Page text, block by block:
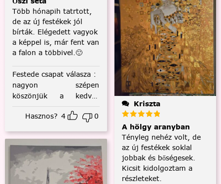
Több hónapih tatrtott,
de az új festékek jól
bírták. Elégedett vagyok
a képpel is, már fent van
a falon a többivel.🙂
Festede csapat válasza :
nagyon szépen
köszönjük a kedves
visszajelzést! :)
Hasznos? 4 0
Kriszta
A hölgy aranyban
Tényleg nehéz volt, de
az új festékek soklal
jobbak és bőségesek.
Kicsit kidolgoztam a
részleteket.